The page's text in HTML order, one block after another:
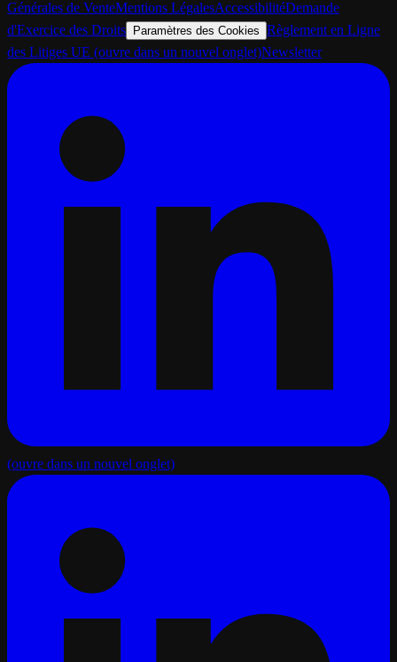
Générales de VenteMentions LégalesAccessibilitéDemande
d'Exercice des Droits Paramètres des Cookies Règlement en Ligne
des Litiges UE (ouvre dans un nouvel onglet)Newsletter
(ouvre dans un nouvel onglet)